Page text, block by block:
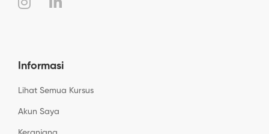
Informasi
Lihat Semua Kursus
Akun Saya